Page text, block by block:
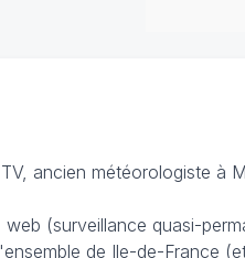
ancien météorologiste à
(surveillance quasi-
de Ile-de-France